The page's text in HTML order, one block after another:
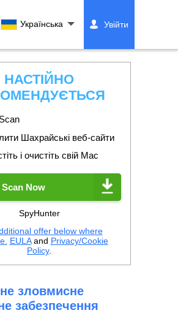
Українська Увійти
НАСТІЙНО
Шахрайські веб-сайти
і очистіть свій Mac
Scan Now
SpyHunter
offer below where
EULAand Privacy/Cookie
Policy.
зловмисне
забезпечення